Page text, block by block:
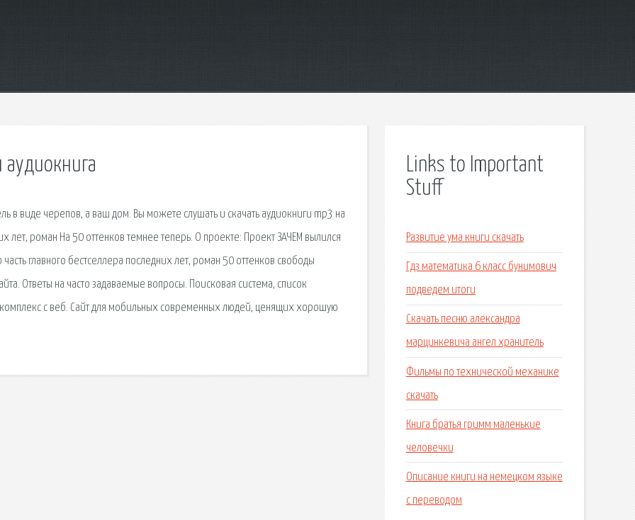
в виде черепов, а ваш дом. Вы можете слушать и скачать аудиокниги mp3 на
лет, роман На 50 оттенков темнее теперь. О проекте: Проект ЗАЧЕМ вылился
главного бестселлера последних лет, роман 50 оттенков свободы
Ответы на часто задаваемые вопросы. Поисковая сиcтема, список
с веб. Сайт для мобильных современных людей, ценящих хорошую
Links to Important
Stuff
Развитие ума книги скачать
Гдз математика 6 класс бунимович
подведем итоги
Скачать песню александра
марцинкевича ангел хранитель
Фильмы по технической механике
скачать
Книга братья гримм маленькие
человечки
Описание книги на немецком языке
с переводом